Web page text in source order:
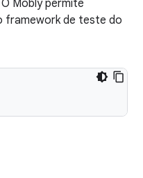
Mobly permite
framework de teste do